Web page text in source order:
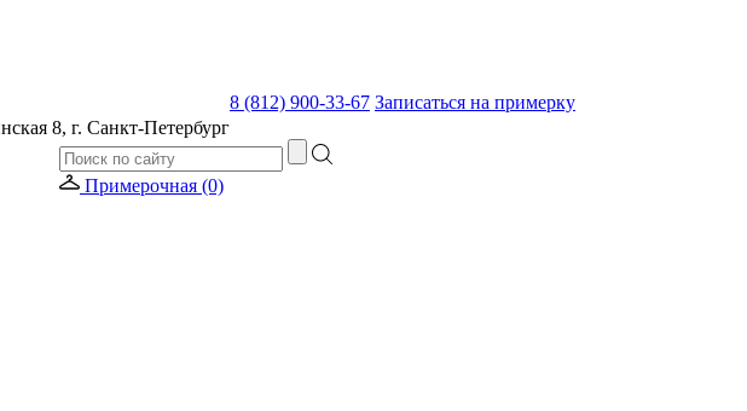
8, г. Санкт-Петербург
8 (812) 900-33-67 Записаться на примерку
Примерочная (0)